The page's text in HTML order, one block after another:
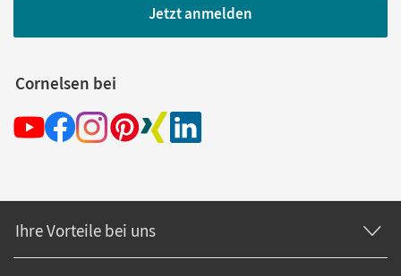
Jetzt anmelden
Cornelsen bei
Ihre Vorteile bei uns